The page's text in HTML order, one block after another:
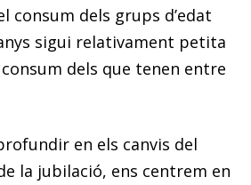
consum dels grups d’edat
sigui relativament petita
dels que tenen entre
en els canvis del
la jubilació, ens centrem en